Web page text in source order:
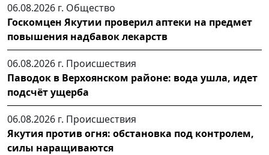
06.08.2026 г. Общество
Госкомцен Якутии проверил аптеки на предмет
повышения надбавок лекарств
06.08.2026 г. Происшествия
Паводок в Верхоянском районе: вода ушла, идет
подсчёт ущерба
06.08.2026 г. Происшествия
Якутия против огня: обстановка под контролем,
силы наращиваются